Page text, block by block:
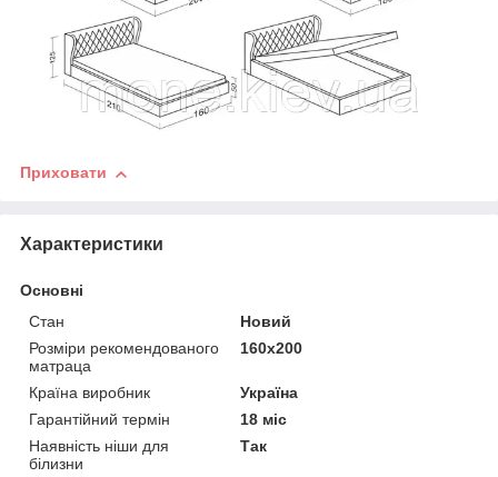
Приховати
Характеристики
Основні
Стан
Новий
Розміри рекомендованого
матраца
160х200
Країна виробник
Україна
Гарантійний термін
18 міс
Наявність ніши для
білизни
Так